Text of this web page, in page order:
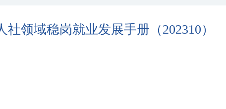
社领域稳岗就业发展手册（202310）